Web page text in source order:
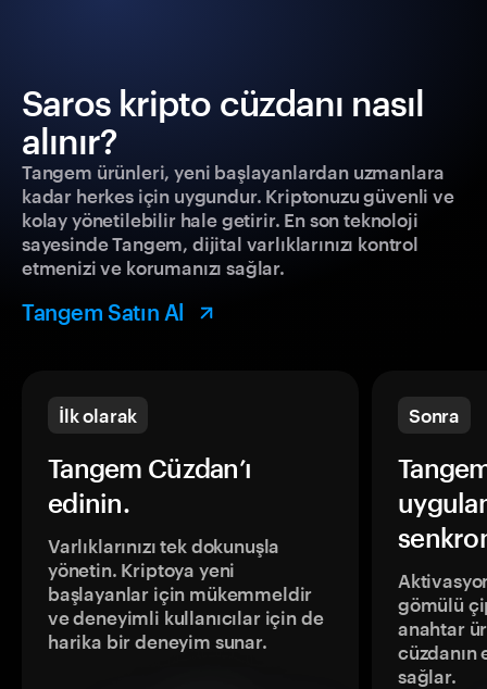
Saros kripto cüzdanı nasıl
alınır?
Tangem ürünleri, yeni başlayanlardan uzmanlara
kadar herkes için uygundur. Kriptonuzu güvenli ve
kolay yönetilebilir hale getirir. En son teknoloji
sayesinde Tangem, dijital varlıklarınızı kontrol
etmenizi ve korumanızı sağlar.
Tangem Satın Al
İlk olarak
Tangem Cüzdan’ı
edinin.
Varlıklarınızı tek dokunuşla
yönetin. Kriptoya yeni
başlayanlar için mükemmeldir
ve deneyimli kullanıcılar için de
harika bir deneyim sunar.
Sonra
gömülü
anahtar
sağlar.